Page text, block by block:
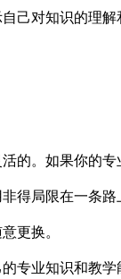
己对知识的理
的。如果你的
得局限在一条
更换。
专业知识和教